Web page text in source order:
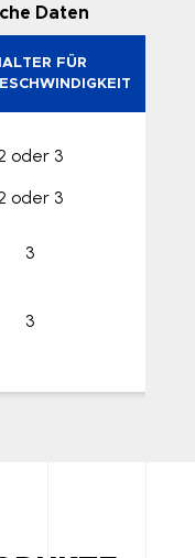
Daten
FÜR
oder 3
oder 3
3
3